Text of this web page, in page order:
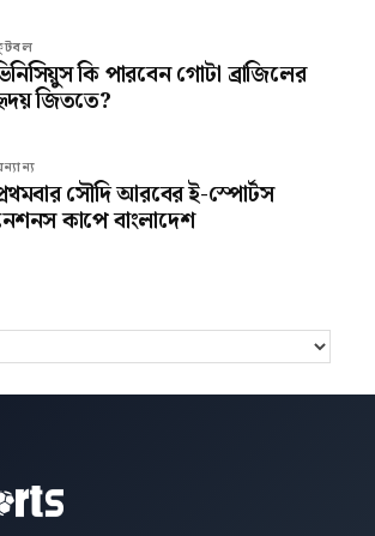
কি পারবেন গোটা ব্রাজিলের
জিততে?
সৌদি আরবের ই-স্পোর্টস
কাপে বাংলাদেশ